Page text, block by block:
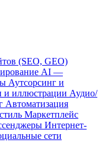
(SEO, GEO)
AI —
Аутсорсинг и
и иллюстрации Аудио/
Автоматизация
Маркетплейс
Интернет-
сети